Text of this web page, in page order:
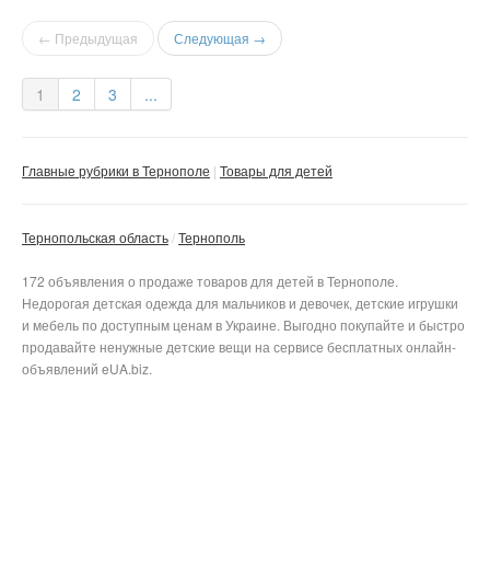
← Предыдущая Следующая →
1 2 3 ...
Главные рубрики в Тернополе Товары для детей
Тернопольская область Тернополь
172 объявления о продаже товаров для детей в Тернополе.
Недорогая детская одежда для мальчиков и девочек, детские игрушки
и мебель по доступным ценам в Украине. Выгодно покупайте и быстро
продавайте ненужные детские вещи на сервисе бесплатных онлайн-
объявлений eUA.biz.